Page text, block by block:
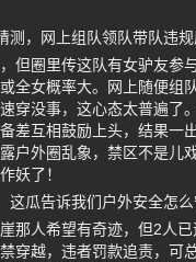
测，网上组队领队带队违
但圈里传这队有女驴友参
全女概率大。网上随便组
穿没事，这心态太普遍了
差互相鼓励上头，结果一
户外圈乱象，禁区不是儿
妖了！
这瓜告诉我们户外安全怎
那人希望有奇迹，但2人
穿越，违者罚款追责，可